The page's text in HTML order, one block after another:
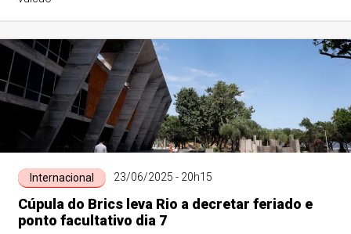
Internacional 23/06/2025 - 20h15
Cúpula do Brics leva Rio a decretar feriado e
ponto facultativo dia 7